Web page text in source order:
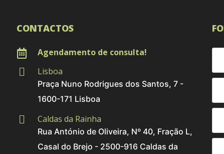
CONTACTOS
Agendamento de consulta!
Lisboa
Praça Nuno Rodrigues dos Santos, 7 -
1600-171 Lisboa
Caldas da Rainha
Rua António de Oliveira, Nº 40, Fração L,
Casal do Brejo - 2500-916 Caldas da